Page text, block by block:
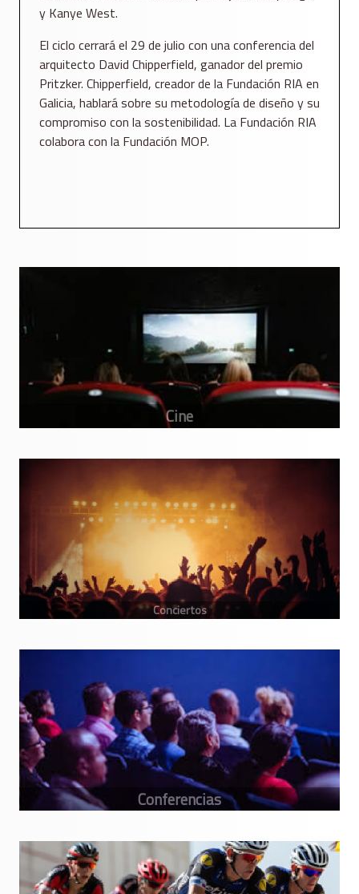
y Kanye West.
El ciclo cerrará el 29 de julio con una conferencia del
arquitecto David Chipperfield, ganador del premio
Pritzker. Chipperfield, creador de la Fundación RIA en
Galicia, hablará sobre su metodología de diseño y su
compromiso con la sostenibilidad. La Fundación RIA
colabora con la Fundación MOP.